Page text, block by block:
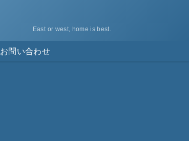
East or west, home is best.
お問い合わせ